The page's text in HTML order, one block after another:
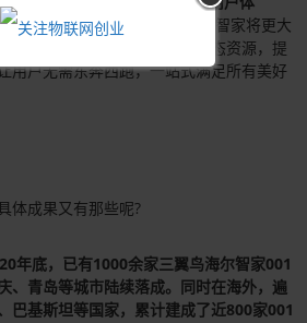
单地推出智能设备单品，海尔智家将更大
活体验上。并整合众多行业生态资源，提
用户无需东奔西跑，一站式满足所有美好
体成果又有那些呢?
年底，已有1000余家三翼鸟海尔智家001
、青岛等城市陆续落成。同时在海外，遍
巴基斯坦等国家，累计建成了近800家001